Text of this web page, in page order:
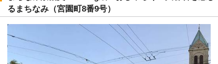
るまちなみ（宮園町8番9号）